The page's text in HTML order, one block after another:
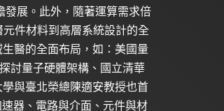
發展。此外，隨著運算需求倍
件材料到高層系統設計的全
醫的全面布局，如：美國量
討量子硬體架構、國立清華
與臺北榮總陳適安教授也首
器、電路與介面、元件與材